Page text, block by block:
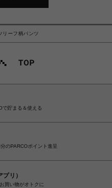
リーフ柄パンツ
で貯まる＆使える
のPARCOポイント進呈
リ）
買い物がオトクに